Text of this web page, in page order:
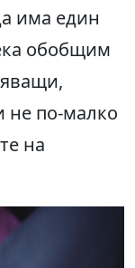
има един
обобщим
не по-малко
на